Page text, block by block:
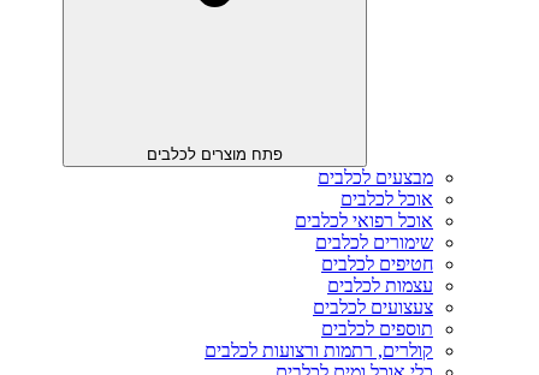
פתח מוצרים לכלבים
מבצעים לכלבים
אוכל לכלבים
אוכל רפואי לכלבים
שימורים לכלבים
חטיפים לכלבים
עצמות לכלבים
צעצועים לכלבים
תוספים לכלבים
קולרים, רתמות ורצועות לכלבים